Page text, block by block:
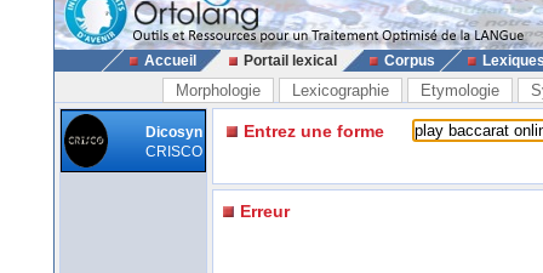
Accueil Portail lexical Corpus
Morphologie Lexicographie Etymologie
Dicosyn
CRISCO
Entrez une forme
Erreur